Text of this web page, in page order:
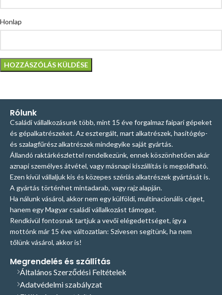
Honlap
Rólunk
Családi vállalkozásunk több, mint 15 éve forgalmaz faipari gépeket
és gépalkatrészeket. Az esztergált, mart alkatrészek, hasítógép-
és szalagfűrész alkatrészek mindegyike saját gyártás.
Állandó raktárkészlettel rendelkezünk, ennek köszönhetően akár
aznapi személyes átvétel, vagy másnapi kiszállítás is megoldható.
Ezen kívül vállaljuk kis és közepes szériás alkatrészek gyártását is.
A gyártás történhet mintadarab, vagy rajz alapján.
Ha nálunk vásárol, akkor nem egy külföldi, multinacionális céget,
hanem egy Magyar családi vállalkozást támogat.
Rendkívül fontosnak tartjuk a vevői elégedettséget, így a
mottónk már 15 éve változatlan: Szívesen segítünk, ha nem
tőlünk vásárol, akkor is!
Megrendelés és szállítás
Általános Szerződési Feltételek
Adatvédelmi szabályzat